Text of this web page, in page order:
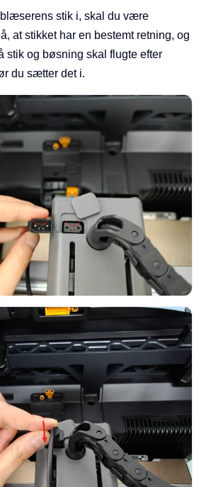
stik i, skal du være
at stikket har en bestemt retning, og
stik og bøsning skal flugte efter
du sætter det i.